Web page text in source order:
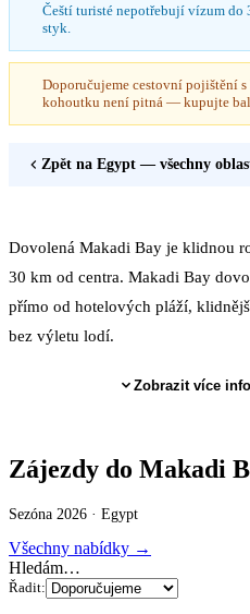
Čeští turisté nepotřebují vízum
styk.
Doporučujeme cestovní pojištění
kohoutku není pitná — kupujte
Zpět na Egypt — všechny
Dovolená Makadi Bay je klidnou
30 km od centra. Makadi Bay
přímo od hotelových pláží,
bez výletu lodí.
Zobrazit více
Zájezdy do Makadi
Sezóna 2026 · Egypt
Všechny nabídky →
Hledám…
Řadit: